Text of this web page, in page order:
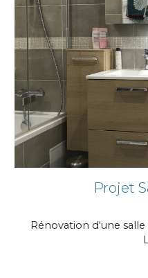
Projet
Rénovation d'une